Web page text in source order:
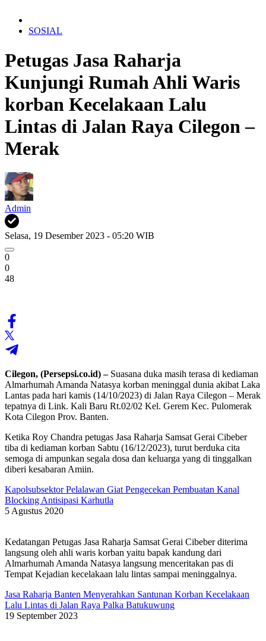
SOSIAL
Petugas Jasa Raharja
Kunjungi Rumah Ahli Waris
korban Kecelakaan Lalu
Lintas di Jalan Raya Cilegon –
Merak
Admin
Selasa, 19 Desember 2023 - 05:20 WIB
0
0
48
Cilegon, (Persepsi.co.id) –Suasana duka masih terasa di kediaman
Almarhumah Amanda Natasya korban meninggal dunia akibat Laka
Lantas pada hari kamis (14/10/2023) di Jalan Raya Cilegon – Merak
tepatnya di Link. Kali Baru Rt.02/02 Kel. Gerem Kec. Pulomerak
Kota Cilegon Prov. Banten.
Ketika Roy Chandra petugas Jasa Raharja Samsat Gerai Cibeber
tiba di kediaman korban Sabtu (16/12/2023), turut berduka cita
semoga di ampunkan segala dosa dan keluarga yang di tinggalkan
diberi kesabaran Amiin.
Kapolsubsektor Pelalawan Giat Pengecekan Pembuatan Kanal
Blocking Antisipasi Karhutla
5 Agustus 2020
Kedatangan Petugas Jasa Raharja Samsat Gerai Cibeber diterima
langsung oleh ahli waris korban yaitu bapak kandung dari
Almarhumah Amanda Natasya langsung menceritakan pas di
Tempat Kejadian kecelakaan lalu lintas sampai meninggalnya.
Jasa Raharja Banten Menyerahkan Santunan Korban Kecelakaan
Lalu Lintas di Jalan Raya Palka Batukuwung
19 September 2023